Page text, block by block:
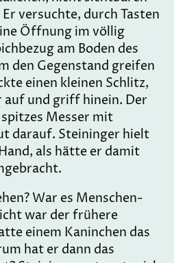
versuchte, durch Tasten
Öffnung im völlig
am Boden des
den Gegenstand greifen
einen kleinen Schlitz,
und griff hinein. Der
Messer mit
darauf. Steininger hielt
als hätte er damit
War es Menschen-
war der frühere
einem Kaninchen das
hat er dann das